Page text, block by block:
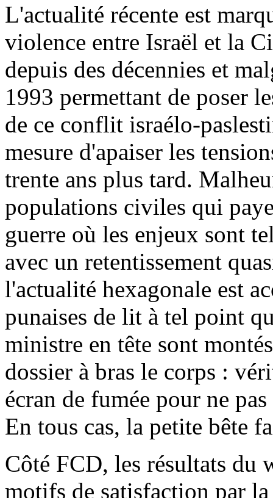
L'actualité récente est
violence entre Israël et la
depuis des décennies et
1993 permettant de poser
de ce conflit israélo-
mesure d'apaiser les
trente ans plus tard.
populations civiles qui
guerre où les enjeux sont
avec un retentissement
l'actualité hexagonale est
punaises de lit à tel point
ministre en tête sont
dossier à bras le corps :
écran de fumée pour ne
En tous cas, la petite bête
Côté FCD, les résultats du
motifs de satisfaction par